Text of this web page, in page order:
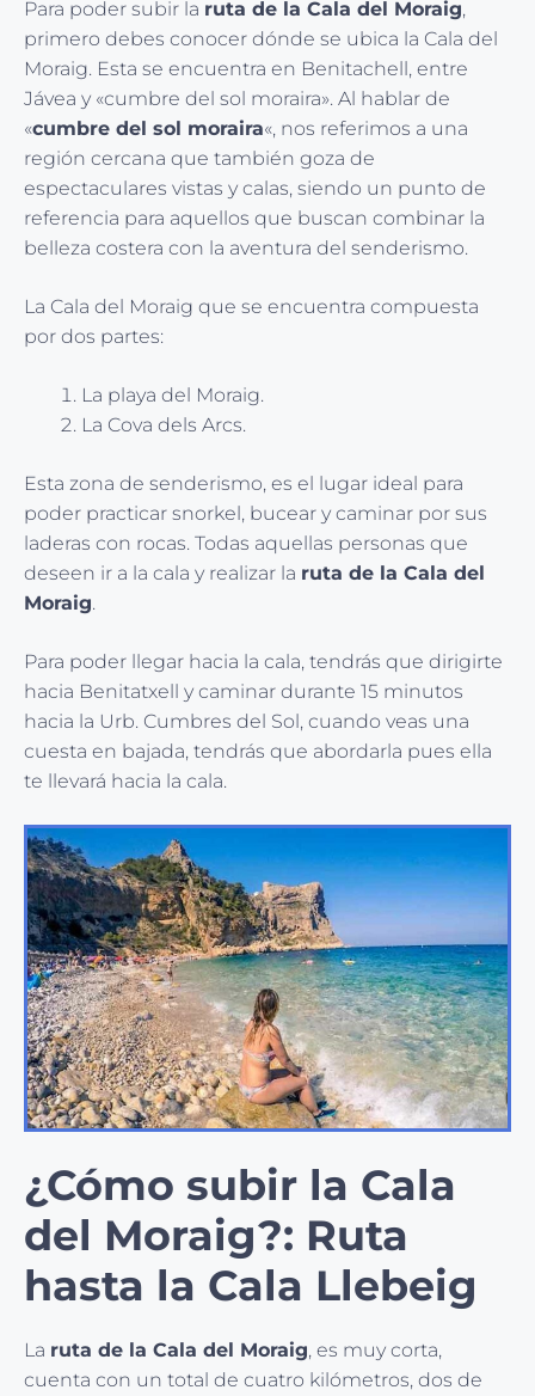
Para poder subir la ruta de la Cala del Moraig,
primero debes conocer dónde se ubica la Cala del
Moraig. Esta se encuentra en Benitachell, entre
Jávea y «cumbre del sol moraira». Al hablar de
«cumbre del sol moraira«, nos referimos a una
región cercana que también goza de
espectaculares vistas y calas, siendo un punto de
referencia para aquellos que buscan combinar la
belleza costera con la aventura del senderismo.
La Cala del Moraig que se encuentra compuesta
por dos partes:
La playa del Moraig.
La Cova dels Arcs.
Esta zona de senderismo, es el lugar ideal para
poder practicar snorkel, bucear y caminar por sus
laderas con rocas. Todas aquellas personas que
deseen ir a la cala y realizar la ruta de la Cala del
Moraig.
Para poder llegar hacia la cala, tendrás que dirigirte
hacia Benitatxell y caminar durante 15 minutos
hacia la Urb. Cumbres del Sol, cuando veas una
cuesta en bajada, tendrás que abordarla pues ella
te llevará hacia la cala.
¿Cómo subir la Cala
del Moraig?: Ruta
hasta la Cala Llebeig
La ruta de la Cala del Moraig, es muy corta,
cuenta con un total de cuatro kilómetros, dos de